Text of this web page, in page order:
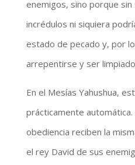
enemigos, sino porque
incrédulos ni siquiera
estado de pecado y, por
arrepentirse y ser
En el Mesías Yahushua,
prácticamente automática.
obediencia reciben la
el rey David de sus